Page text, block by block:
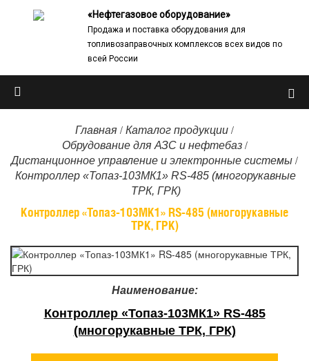
«Нефтегазовое оборудование»
Продажа и поставка оборудования для
топливозаправочных комплексов всех видов по
всей России
Главная / Каталог продукции /
Обрудование для АЗС и нефтебаз/
Дистанционное управление и электронные системы /
Контроллер «Топаз-103МК1» RS-485 (многорукавные
ТРК, ГРК)
Контроллер «Топаз-103МК1» RS-485 (многорукавные
ТРК, ГРК)
Наименование:
Контроллер «Топаз-103МК1» RS-485
(многорукавные ТРК, ГРК)